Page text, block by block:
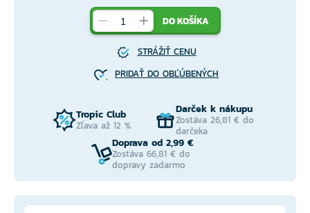
DO KOŠÍKA
STRÁŽIŤ CENU
PRIDAŤ DO OBĽÚBENÝCH
Tropic Club
Zľava až 12 %
Darček k nákupu
Zostáva 26,81 € do
darčeka
Doprava od 2,99 €
Zostáva 66,81 € do
dopravy zadarmo